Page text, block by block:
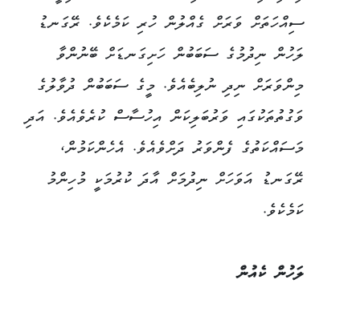
ސިއްހަތަށް ވަރަށް ގެއްލުން ހުރި ކަމެކެވެ. ރޭގަނޑު
ލަހުން ނިދުމުގެ ސަބަބުން ހަށިގަނޑަށް ބޭނުންވާ
މިންވަރަށް ނިދި ނުލިބެއެވެ. މީގެ ސަބަބުން ދުވާލުގެ
ވަގުތުތަކުގައި ވަރުބަލިކަން އިހުސާސް ކުރެވެއެވެ. އަދި
މަސައްކަތުގެ ފެންވަރު ދަށްވެއެވެ. އެހެންކަމުން،
ރޭގަނޑު އަވަހަށް ނިދުމަށް އާދަ ކުރުމަކީ މުހިންމު
ކަމެކެވެ.
ލަހުން ކެއުން